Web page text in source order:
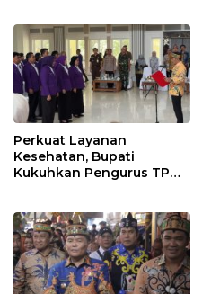
Perkuat Layanan
Kesehatan, Bupati
Kukuhkan Pengurus TP